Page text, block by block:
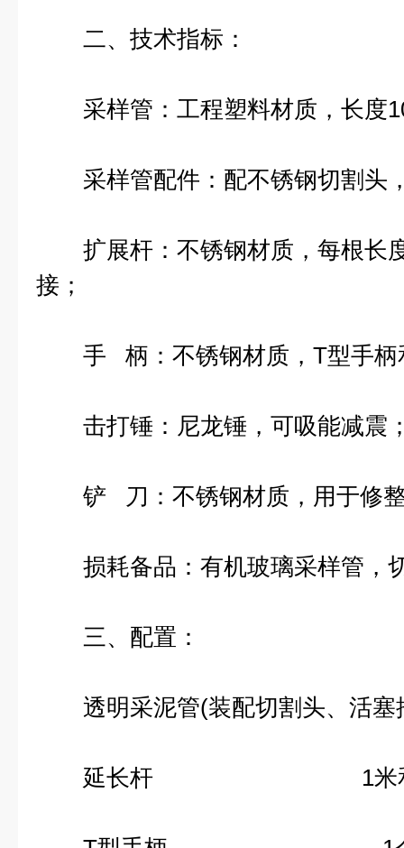
二、技术指标：
采样管：工程塑料材质，长度
采样管配件：配不锈钢切割头
扩展杆：不锈钢材质，每根长
接；
手 柄：不锈钢材质，T型手柄
击打锤：尼龙锤，可吸能减震
铲 刀：不锈钢材质，用于修整
损耗备品：有机玻璃采样管，
三、配置：
透明采泥管(装配切割头、活塞
延长杆 1米和0.5